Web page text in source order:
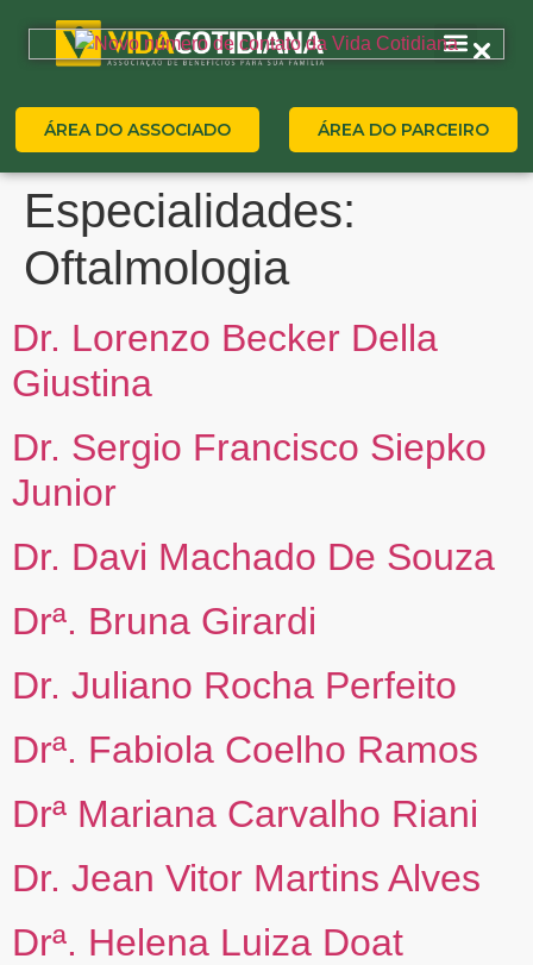
ÁREA DO ASSOCIADO ÁREA DO PARCEIRO
Especialidades:
Oftalmologia
Dr. Lorenzo Becker Della
Giustina
Dr. Sergio Francisco Siepko
Junior
Dr. Davi Machado De Souza
Drª. Bruna Girardi
Dr. Juliano Rocha Perfeito
Drª. Fabiola Coelho Ramos
Drª Mariana Carvalho Riani
Dr. Jean Vitor Martins Alves
Drª. Helena Luiza Doat